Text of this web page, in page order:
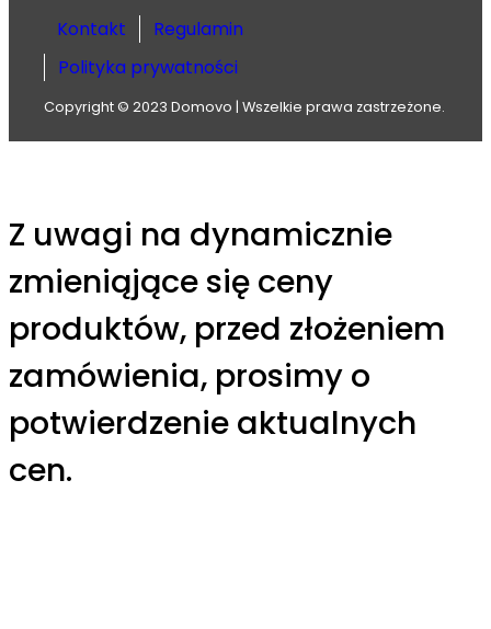
Kontakt
Regulamin
Polityka prywatności
Copyright © 2023 Domovo | Wszelkie prawa zastrzeżone.
Z uwagi na dynamicznie
zmieniąjące się ceny
produktów, przed złożeniem
zamówienia, prosimy o
potwierdzenie aktualnych
cen.